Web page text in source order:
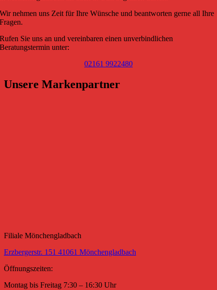
Wir nehmen uns Zeit für Ihre Wünsche und beantworten gerne all Ihre
Fragen.
Rufen Sie uns an und vereinbaren einen unverbindlichen
Beratungstermin unter:
02161 9922480
Unsere Markenpartner
Filiale Mönchengladbach
Erzbergerstr. 151 41061 Mönchengladbach
Öffnungszeiten:
Montag bis Freitag 7:30 – 16:30 Uhr